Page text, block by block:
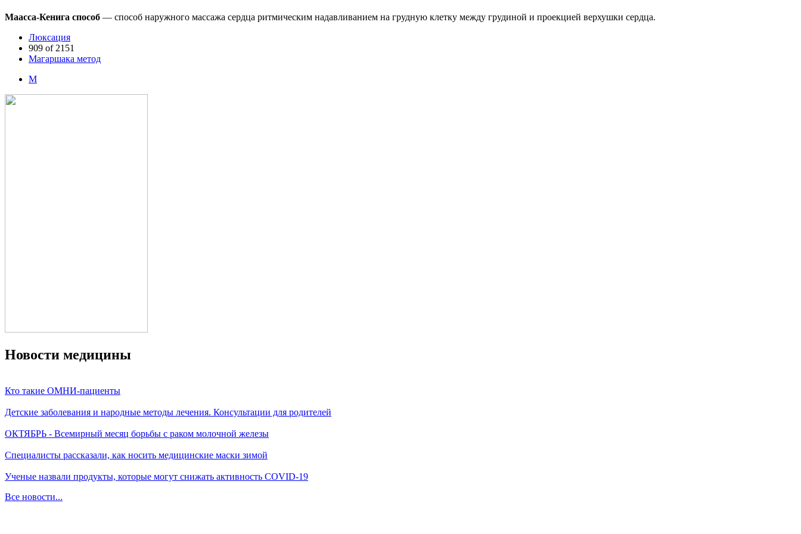
Маасса-Кенига способ — способ наружного массажа сердца ритмическим надавливанием на грудную клетку между грудиной и проекцией верхушки сердца.
Люксация
909 of 2151
Магаршака метод
М
Новости медицины
Кто такие ОМНИ-пациенты
Детские заболевания и народные методы лечения. Консультации для родителей
ОКТЯБРЬ - Всемирный месяц борьбы с раком молочной железы
Специалисты рассказали, как носить медицинские маски зимой
Ученые назвали продукты, которые могут снижать активность COVID-19
Все новости...